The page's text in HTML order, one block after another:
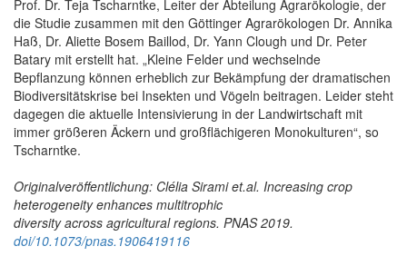
Prof. Dr. Teja Tscharntke, Leiter der Abteilung Agrarökologie, der
die Studie zusammen mit den Göttinger Agrarökologen Dr. Annika
Haß, Dr. Aliette Bosem Baillod, Dr. Yann Clough und Dr. Peter
Batary mit erstellt hat. „Kleine Felder und wechselnde
Bepflanzung können erheblich zur Bekämpfung der dramatischen
Biodiversitätskrise bei Insekten und Vögeln beitragen. Leider steht
dagegen die aktuelle Intensivierung in der Landwirtschaft mit
immer größeren Äckern und großflächigeren Monokulturen“, so
Tscharntke.
Originalveröffentlichung: Clélia Sirami et.al. Increasing crop
heterogeneity enhances multitrophic
diversity across agricultural regions. PNAS 2019.
doi/10.1073/pnas.1906419116